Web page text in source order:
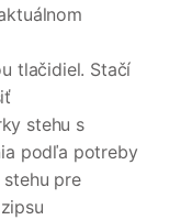
tlačidiel. Stačí
stehu s
podľa potreby
pre